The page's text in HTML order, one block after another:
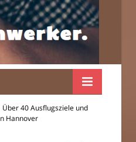
Über 40 Ausflugsziele und
Hannover